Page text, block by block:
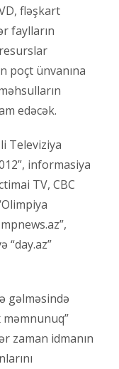
fləşkart
faylların
poçt ünvanına
edəcək.
Televiziya
informasiya
TV, CBC
“day.az”
gəlməsində
məmnunuq”
zaman idmanın